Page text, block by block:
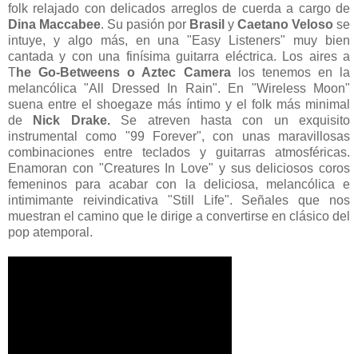
folk relajado con delicados arreglos de cuerda a cargo de
Dina Maccabee. Su pasión por Brasil y Caetano Veloso se
intuye, y algo más, en una "Easy Listeners" muy bien
cantada y con una finísima guitarra eléctrica. Los aires a
The Go-Betweens o Aztec Cameralos tenemos en la
melancólica "All Dressed In Rain". En "Wireless Moon"
suena entre el shoegaze más íntimo y el folk más minimal
de
Nick Drake.Se atreven hasta con un exquisito
instrumental como "99 Forever", con unas maravillosas
combinaciones entre teclados y guitarras atmosféricas.
Enamoran con "Creatures In Love" y sus deliciosos coros
femeninos para acabar con la deliciosa, melancólica e
intimimante reivindicativa "Still Life". Señales que nos
muestran el camino que le dirige a convertirse en clásico del
pop atemporal.